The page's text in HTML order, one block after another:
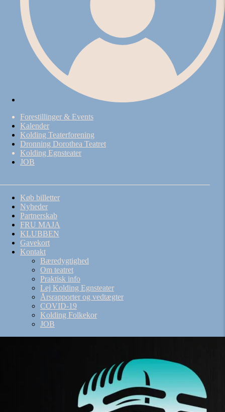
Forestillinger & Events
Kalender
Kolding Teaterforening
Dronning Dorothea Teatret
Kolding Egnsteater
JOB
Køb billetter
Nyheder
Partnerskab
FRU MAJA
KLUBBEN
Gavekort
Kontakt
Bæredygtighed
Om teatret
Praktisk info
Lej Kolding Egnsteater
Årsrapporter og vedtægter
COVID-19
Kolding Folkekor
JOB